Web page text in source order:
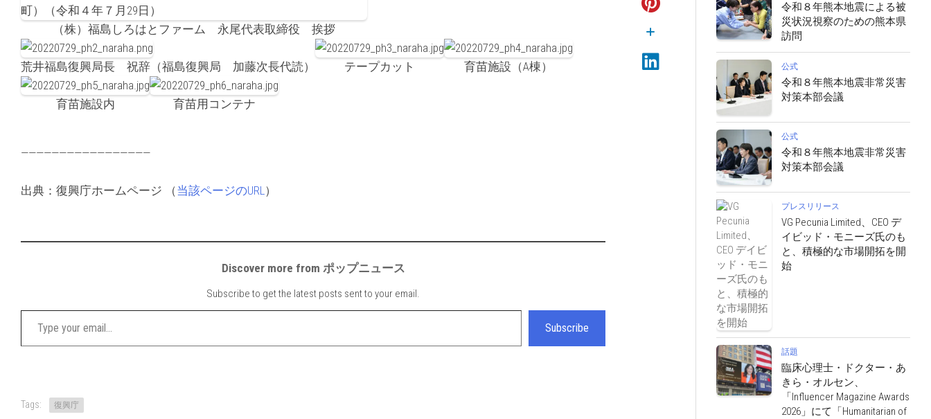
（株）福島しろはとファーム 永尾代表取締役 挨拶
荒井福島復興局長 祝辞（福島復興局 加藤次長代読） テープカット 育苗施設（A棟）
育苗施設内 育苗用コンテナ
—————————————————
出典：復興庁ホームページ （当該ページのURL ）
Discover more from ポップニュース
Subscribe to get the latest posts sent to your email.
Type your email…
Subscribe
Tags: 復興庁
令和８年熊本地震による被
災状況視察のための熊本県
訪問
公式
令和８年熊本地震非常災害
対策本部会議
公式
令和８年熊本地震非常災害
対策本部会議
プレスリリース
VG Pecunia Limited、CEO デ
イビッド・モニーズ氏のも
と、積極的な市場開拓を開
始
話題
臨床心理士・ドクター・あ
きら・オルセン、
「Influencer Magazine Awards
2026」にて「Humanitarian of